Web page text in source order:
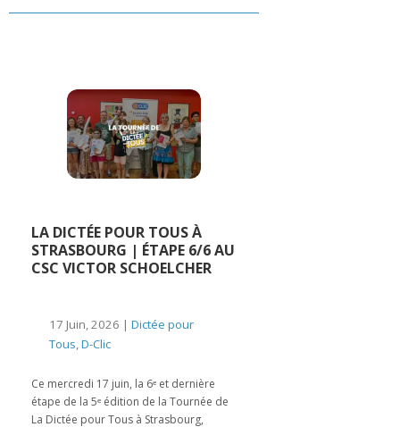
LA DICTÉE POUR TOUS À
STRASBOURG | ÉTAPE 6/6 AU
CSC VICTOR SCHOELCHER
17 Juin, 2026 | Dictée pour
Tous,D-Clic
Ce mercredi 17 juin, la 6ᵉ et dernière
étape de la 5ᵉ édition de la Tournée de
La Dictée pour Tous à Strasbourg,